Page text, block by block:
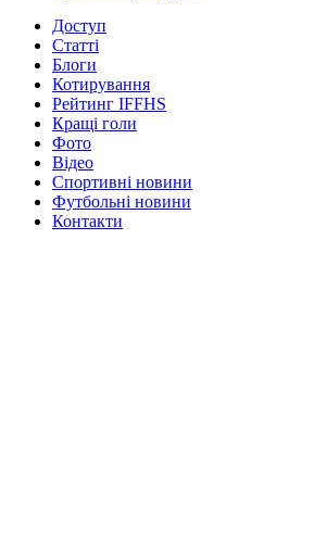
Доступ
Статті
Блоги
Котирування
Рейтинг IFFHS
Кращі голи
Фото
Відео
Спортивні новини
Футбольні новини
Контакти